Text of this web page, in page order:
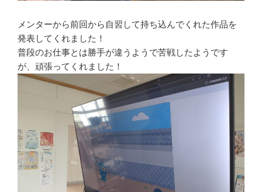
メンターから前回から自習して持ち込んでくれた作品を
発表してくれました！
普段のお仕事とは勝手が違うようで苦戦したようです
が、頑張ってくれました！